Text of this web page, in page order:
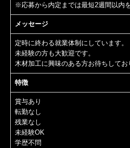
※応募から内定までは最短2週間以内
メッセージ
定時に終わる就業体制にしています。
未経験の方も大歓迎です。
木材加工に興味のある方お待ちしてお
特徴
賞与あり
転勤なし
残業なし
未経験OK
学歴不問